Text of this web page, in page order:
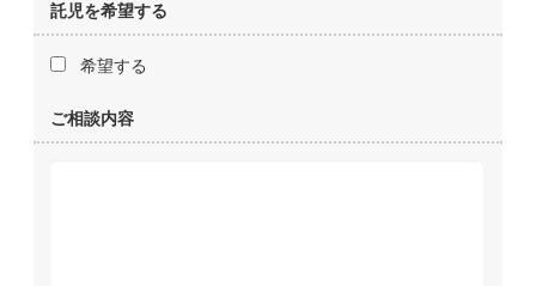
託児を希望する
希望する
ご相談内容